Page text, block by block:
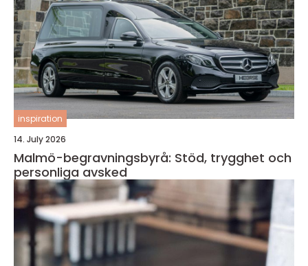
inspiration
14. July 2026
Malmö-begravningsbyrå: Stöd, trygghet och
personliga avsked